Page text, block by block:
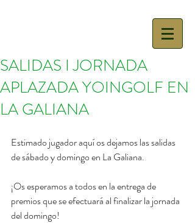
SALIDAS I JORNADA
APLAZADA YOINGOLF EN
LA GALIANA
Estimado jugador aquí os dejamos las salidas
de sábado y domingo en La Galiana.
¡Os esperamos a todos en la entrega de
premios que se efectuará al finalizar la jornada
del domingo!